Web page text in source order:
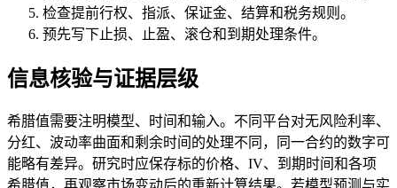
检查提前行权、指派、保证金、结算和税务规则。
预先写下止损、止盈、滚仓和到期处理条件。
信息核验与证据层级
希腊值需要注明模型、时间和输入。不同平台对无风险利率、
分红、波动率曲面和剩余时间的处理不同，同一合约的数字可
能略有差异。研究时应保存标的价格、IV、到期时间和各项